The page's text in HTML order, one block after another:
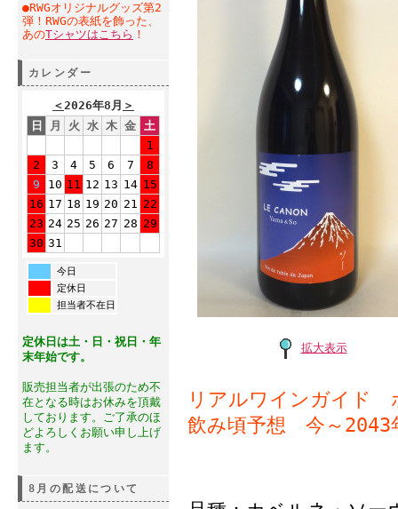
●RWGオリジナルグッズ第2
弾！RWGの表紙を飾った、
あのTシャツはこちら ！
カレンダー
＜2026年8月 ＞
日
月 火 水 木 金 土
1
2
3 4 5 6 7
8
9
10 11 12 13 14 15
16 17 18 19 20 21 22
23 24 25 26 27 28 29
30 31
今日
定休日
担当者不在日
定休日は土・日・祝日・年
末年始です。
販売担当者が出張のため不
在となる時はお休みを頂戴
しております。ご了承のほ
どよろしくお願い申し上げ
ます。
8月の配送について
拡大表示
リアルワインガイド
飲み頃予想 今～2043